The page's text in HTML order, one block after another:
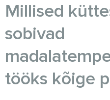
Millised
sobivad
tööks kõige